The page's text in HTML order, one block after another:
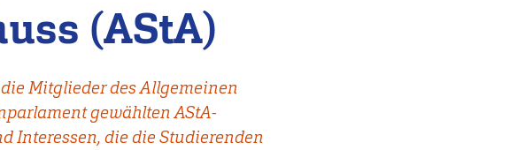
(AStA)
Mitglieder des Allgemeinen
gewählten AStA-
Interessen, die die Studierenden